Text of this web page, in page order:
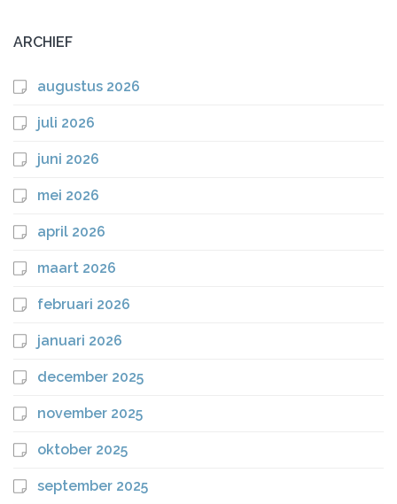
ARCHIEF
augustus 2026
juli 2026
juni 2026
mei 2026
april 2026
maart 2026
februari 2026
januari 2026
december 2025
november 2025
oktober 2025
september 2025